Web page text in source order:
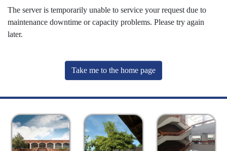
The server is temporarily unable to service your request due to
maintenance downtime or capacity problems. Please try again
later.
Take me to the home page